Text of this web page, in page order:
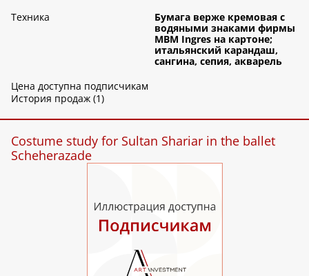
Техника
Бумага верже кремовая с
водяными знаками фирмы
MBM Ingres на картоне;
итальянский карандаш,
сангина, сепия, акварель
Цена доступна подписчикам
История продаж (1)
Costume study for Sultan Shariar in the ballet
Scheherazade